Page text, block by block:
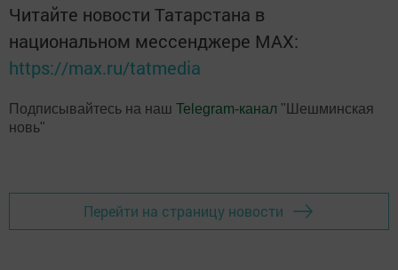
Читайте новости Татарстана в
национальном мессенджере MАХ:
https://max.ru/tatmedia
Подписывайтесь на наш Telegram-канал "Шешминская
новь"
Перейти на страницу новости